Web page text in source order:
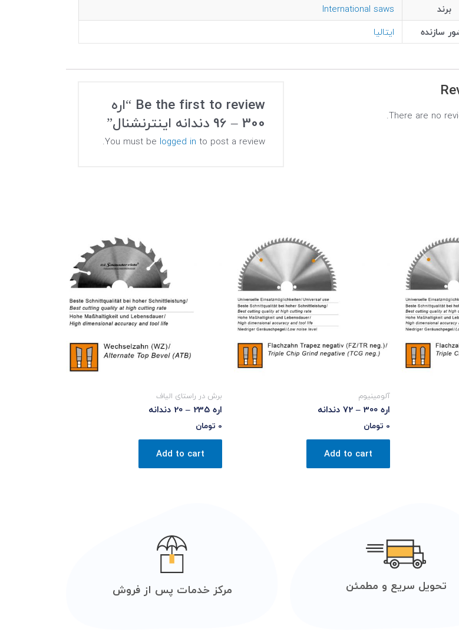
برند
International saws
سازنده
ایتالیا
There are no Be the first to review “اره
300 – 96 دندانه اینترنشنال”
You must be logged in to post a review.
آلومینیوم
اره 300 – 72 دندانه
0 تومان
Add to cart
برش در راستای الیاف
اره 235 – 20 دندانه
0 تومان
Add to cart
تحویل سریع و مطمئن مرکز خدمات پس از فروش